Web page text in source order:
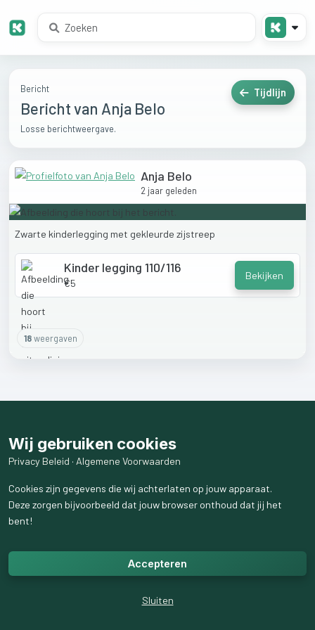
Bericht
Bericht van Anja Belo
Losse berichtweergave.
Tijdlijn
Anja Belo
2 jaar geleden
Zwarte kinderlegging met gekleurde zijstreep
Kinder legging 110/116
€5
Bekijken
18weergaven
Wij gebruiken cookies
Privacy Beleid · Algemene Voorwaarden
Cookies zijn gegevens die wij achterlaten op jouw apparaat.
Deze zorgen bijvoorbeeld dat jouw browser onthoud dat jij het
bent!
Accepteren
Sluiten